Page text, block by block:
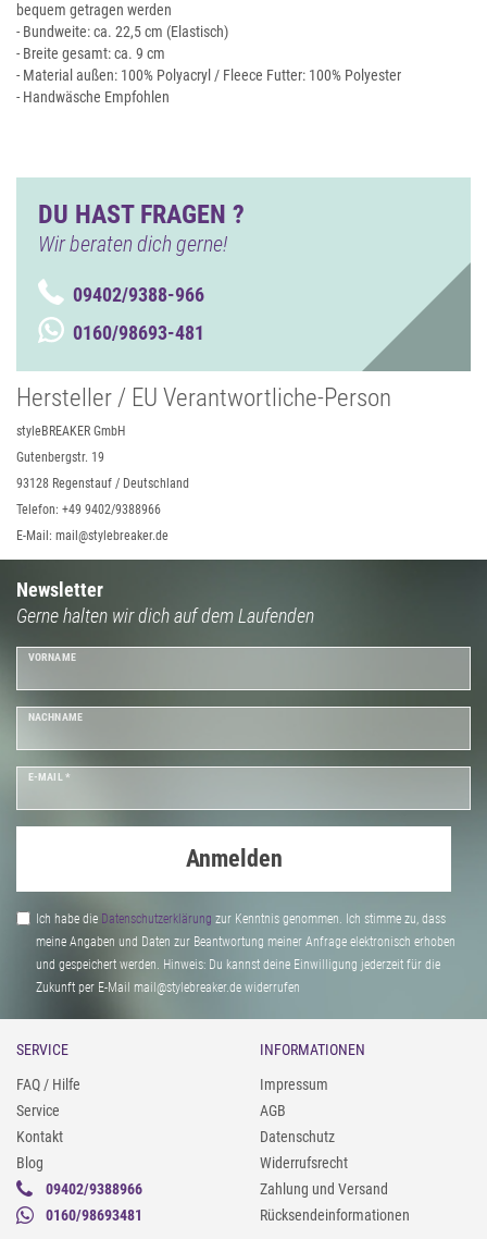
bequem getragen werden
- Bundweite: ca. 22,5 cm (Elastisch)
- Breite gesamt: ca. 9 cm
- Material außen: 100% Polyacryl / Fleece Futter: 100% Polyester
- Handwäsche Empfohlen
DU HAST FRAGEN ?
Wir beraten dich gerne!
09402/9388-966
0160/98693-481
Hersteller / EU Verantwortliche-Person
styleBREAKER GmbH
Gutenbergstr. 19
93128 Regenstauf / Deutschland
Telefon: +49 9402/9388966
E-Mail: mail@stylebreaker.de
Newsletter
Gerne halten wir dich auf dem Laufenden
VORNAME
NACHNAME
E-MAIL *
Anmelden
Ich habe die Daten­schutz­erklärung zur Kenntnis genommen. Ich stimme zu, dass
meine Angaben und Daten zur Beantwortung meiner Anfrage elektronisch erhoben
und gespeichert werden. Hinweis: Du kannst deine Einwilligung jederzeit für die
Zukunft per E-Mail mail@stylebreaker.de widerrufen
SERVICE
FAQ / Hilfe
Service
Kontakt
Blog
09402/9388966
0160/98693481
INFORMATIONEN
Impressum
AGB
Datenschutz
Widerrufsrecht
Zahlung und Versand
Rücksendeinformationen